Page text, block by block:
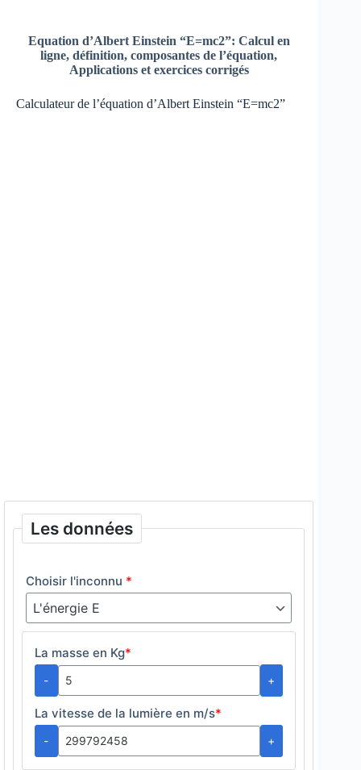
Equation d’Albert Einstein “E=mc2”: Calcul en
ligne, définition, composantes de l’équation,
Applications et exercices corrigés
Calculateur de l’équation d’Albert Einstein “E=mc2”
Les données
Choisir l'inconnu *
La masse en Kg*
- +
La vitesse de la lumière en m/s*
- +